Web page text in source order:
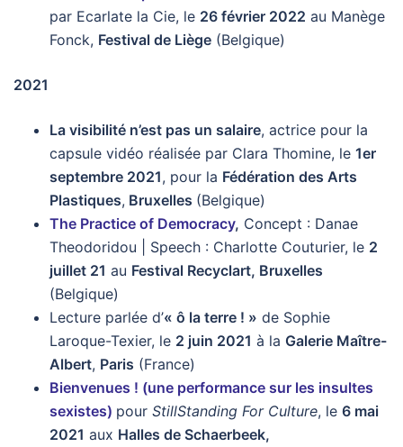
par Ecarlate la Cie, le 26 février 2022 au Manège
Fonck, Festival de Liège (Belgique)
2021
La visibilité n’est pas un salaire, actrice pour la
capsule vidéo réalisée par Clara Thomine, le 1er
septembre 2021, pour la Fédération des Arts
Plastiques, Bruxelles (Belgique)
The Practice of Democracy, Concept : Danae
Theodoridou | Speech : Charlotte Couturier, le 2
juillet 21 au Festival Recyclart, Bruxelles
(Belgique)
Lecture parlée d’« ô la terre ! » de Sophie
Laroque-Texier, le 2 juin 2021 à la Galerie Maître-
Albert, Paris (France)
Bienvenues ! (une performance sur les insultes
sexistes) pour StillStanding For Culture, le 6 mai
2021 aux Halles de Schaerbeek,